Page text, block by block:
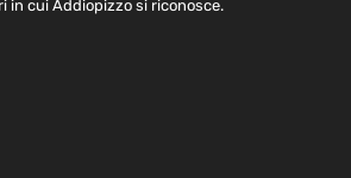
in cui Addiopizzo si riconosce.